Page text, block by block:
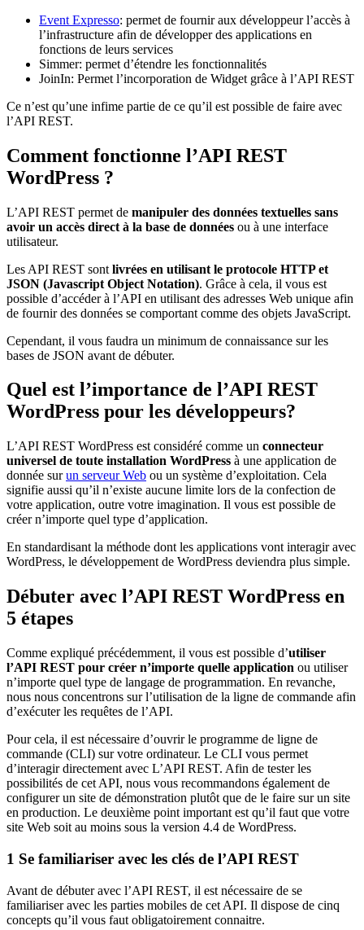
Event Expresso: permet de fournir aux développeur l’accès à
l’infrastructure afin de développer des applications en
fonctions de leurs services
Simmer: permet d’étendre les fonctionnalités
JoinIn: Permet l’incorporation de Widget grâce à l’API REST
Ce n’est qu’une infime partie de ce qu’il est possible de faire avec
l’API REST.
Comment fonctionne l’API REST
WordPress ?
L’API REST permet de manipuler des données textuelles sans
avoir un accès direct à la base de données ou à une interface
utilisateur.
Les API REST sont livrées en utilisant le protocole HTTP et
JSON (Javascript Object Notation). Grâce à cela, il vous est
possible d’accéder à l’API en utilisant des adresses Web unique afin
de fournir des données se comportant comme des objets JavaScript.
Cependant, il vous faudra un minimum de connaissance sur les
bases de JSON avant de débuter.
Quel est l’importance de l’API REST
WordPress pour les développeurs?
L’API REST WordPress est considéré comme un connecteur
universel de toute installation WordPress à une application de
donnée surun serveur Web ou un système d’exploitation. Cela
signifie aussi qu’il n’existe aucune limite lors de la confection de
votre application, outre votre imagination. Il vous est possible de
créer n’importe quel type d’application.
En standardisant la méthode dont les applications vont interagir avec
WordPress, le développement de WordPress deviendra plus simple.
Débuter avec l’API REST WordPress en
5 étapes
Comme expliqué précédemment, il vous est possible d’utiliser
l’API REST pour créer n’importe quelle application ou utiliser
n’importe quel type de langage de programmation. En revanche,
nous nous concentrons sur l’utilisation de la ligne de commande afin
d’exécuter les requêtes de l’API.
Pour cela, il est nécessaire d’ouvrir le programme de ligne de
commande (CLI) sur votre ordinateur. Le CLI vous permet
d’interagir directement avec L’API REST. Afin de tester les
possibilités de cet API, nous vous recommandons également de
configurer un site de démonstration plutôt que de le faire sur un site
en production. Le deuxième point important est qu’il faut que votre
site Web soit au moins sous la version 4.4 de WordPress.
1 Se familiariser avec les clés de l’API REST
Avant de débuter avec l’API REST, il est nécessaire de se
familiariser avec les parties mobiles de cet API. Il dispose de cinq
concepts qu’il vous faut obligatoirement connaitre.